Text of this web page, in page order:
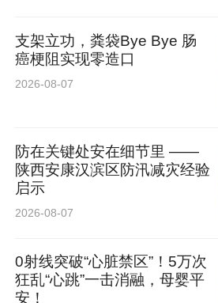
马学慧在活动现场表示，非物
生生不息的文化根脉。高校
望广大师生主动走近非遗、热
遗。
支架立功，粪袋Bye Bye 肠
癌梗阻实现零造口
2026-08-07
防在关键处安在细节里 ——
陕西安康汉滨区防汛减灾经验
启示
2026-08-07
0射线突破“心脏禁区”！5万次
狂乱“心跳”一击消融，母婴平
安！